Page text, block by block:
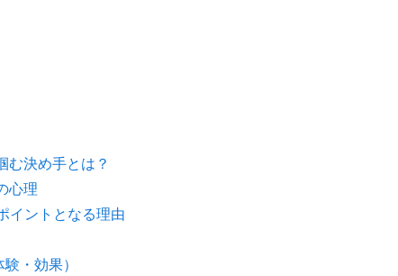
む決め手とは？
心理
イントとなる理由
験・効果）